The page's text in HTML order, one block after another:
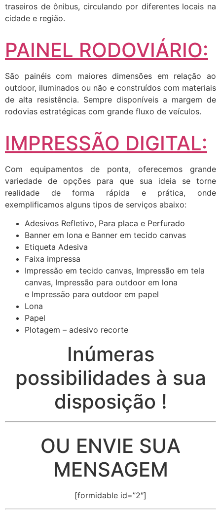
traseiros de ônibus, circulando por diferentes locais na
cidade e região.
PAINEL RODOVIÁRIO:
São painéis com maiores dimensões em relação ao
outdoor, iluminados ou não e construídos com materiais
de alta resistência. Sempre disponíveis a margem de
rodovias estratégicas com grande fluxo de veículos.
IMPRESSÃO DIGITAL:
Com equipamentos de ponta, oferecemos grande
variedade de opções para que sua ideia se torne
realidade de forma rápida e prática, onde
exemplificamos alguns tipos de serviços abaixo:
Adesivos Refletivo, Para placa e Perfurado
Banner em lona e Banner em tecido canvas
Etiqueta Adesiva
Faixa impressa
Impressão em tecido canvas, Impressão em tela
canvas, Impressão para outdoor em lona
e Impressão para outdoor em papel
Lona
Papel
Plotagem – adesivo recorte
Inúmeras
possibilidades à sua
disposição !
OU ENVIE SUA
MENSAGEM
[formidable id=”2″]